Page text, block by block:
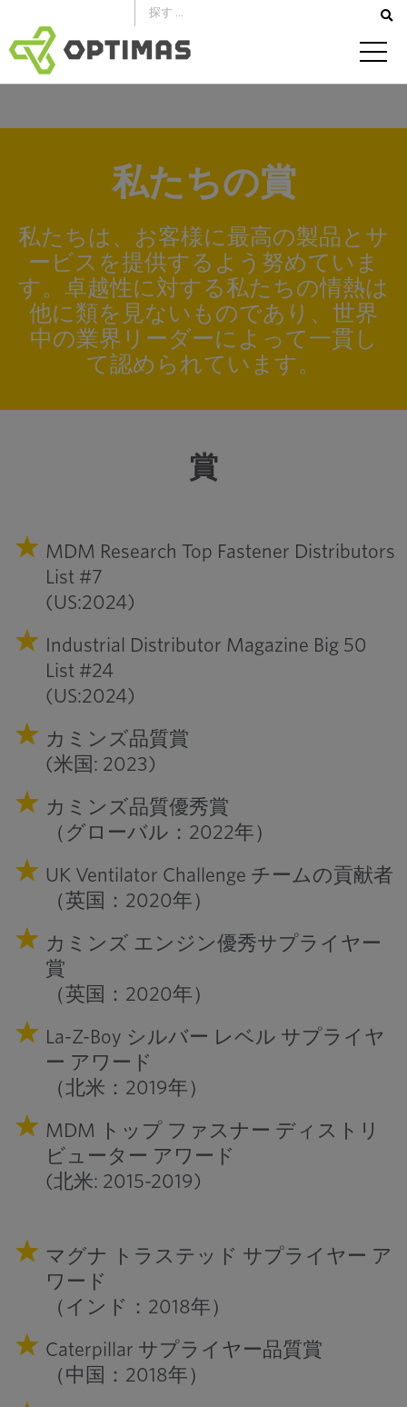
ン
テ
ン
プ
私たちの賞
私たちは、お客様に最高の製品とサ
ービスを提供するよう努めていま
す。卓越性に対する私たちの情熱は
他に類を見ないものであり、世界
中の業界リーダーによって一貫し
て認められています。
賞
MDM Research Top Fastener Distributors
List #7
(US:2024)
Industrial Distributor Magazine Big 50
List #24
(US:2024)
カミンズ品質賞
(米国: 2023)
カミンズ品質優秀賞
（グローバル：2022年）
UK Ventilator Challenge チームの貢献者
（英国：2020年）
カミンズ エンジン優秀サプライヤー
賞
（英国：2020年）
La-Z-Boy シルバー レベル サプライヤ
ー アワード
（北米：2019年）
MDM トップ ファスナー ディストリ
ビューター アワード
(北米: 2015-2019)
マグナ トラステッド サプライヤー ア
ワード
（インド：2018年）
Caterpillar サプライヤー品質賞
（中国：2018年）